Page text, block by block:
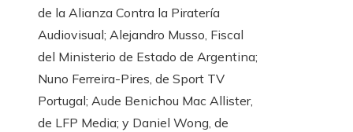
de la Alianza Contra la Piratería
Audiovisual; Alejandro Musso, Fiscal
del Ministerio de Estado de Argentina;
Nuno Ferreira-Pires, de Sport TV
Portugal; Aude Benichou Mac Allister,
de LFP Media; y Daniel Wong, de